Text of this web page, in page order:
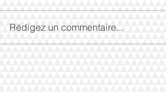
Rédigez un commentaire...